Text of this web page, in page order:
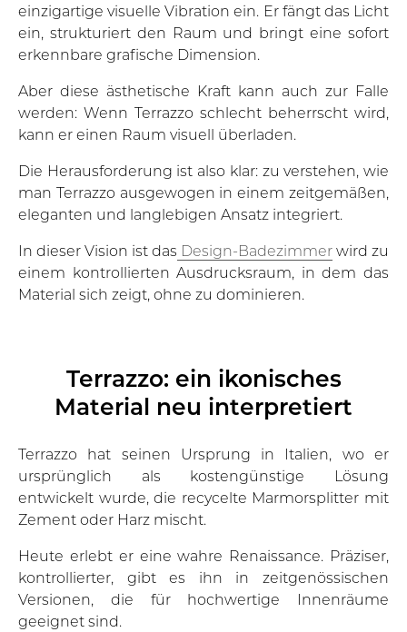
einzigartige visuelle Vibration ein. Er fängt das Licht
ein, strukturiert den Raum und bringt eine sofort
erkennbare grafische Dimension.
Aber diese ästhetische Kraft kann auch zur Falle
werden: Wenn Terrazzo schlecht beherrscht wird,
kann er einen Raum visuell überladen.
Die Herausforderung ist also klar: zu verstehen, wie
man Terrazzo ausgewogen in einem zeitgemäßen,
eleganten und langlebigen Ansatz integriert.
In dieser Vision ist das Design-Badezimmerwird zu
einem kontrollierten Ausdrucksraum, in dem das
Material sich zeigt, ohne zu dominieren.
Terrazzo: ein ikonisches
Material neu interpretiert
Terrazzo hat seinen Ursprung in Italien, wo er
ursprünglich als kostengünstige Lösung
entwickelt wurde, die recycelte Marmorsplitter mit
Zement oder Harz mischt.
Heute erlebt er eine wahre Renaissance. Präziser,
kontrollierter, gibt es ihn in zeitgenössischen
Versionen, die für hochwertige Innenräume
geeignet sind.